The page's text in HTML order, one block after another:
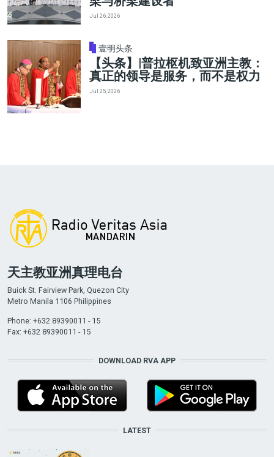
Jul 26, 2026
壹明头条
【头条】|普拉枢机致亚洲主教：
真正的领导是服务，而不是权力
Jul 25, 2026
天主教亚洲真理电台
Buick St. Fairview Park, Quezon City
Metro Manila 1106 Philippines
Phone: +632 89390011 - 15
Fax: +632 89390011 - 15
DOWNLOAD RVA APP
LATEST